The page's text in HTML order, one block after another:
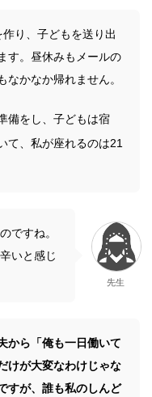
り、子どもを送り出
す。昼休みもメールの
なかなか帰れません。
備をし、子どもは宿
て、私が座れるのは21
ですね。
いと感じ
先生
から「俺も一日働いて
けが大変なわけじゃな
すが、誰も私のしんど